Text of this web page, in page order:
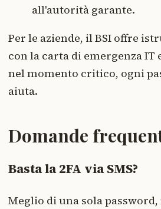
all'autorità garante.
Per le aziende, il BSI offre
con la carta di emergenza IT
nel momento critico, ogni
aiuta.
Domande
Basta la 2FA via SMS?
Meglio di una sola